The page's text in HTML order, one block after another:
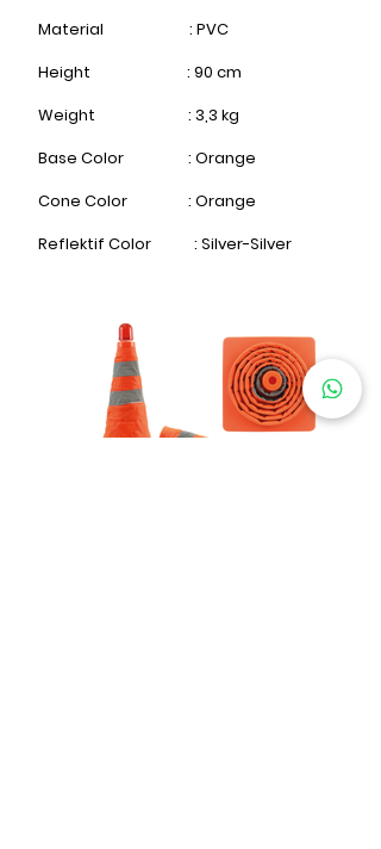
Material : PVC
Height : 90 cm​
Weight : 3,3 kg
Base Color : Orange
Cone Color : Orange​
Reflektif Color : Silver-Silver​